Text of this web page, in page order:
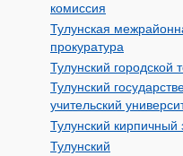
комиссия
Тулунская
прокуратура
Тулунский городской
Тулунский
учительский
Тулунский кирпичный
Тулунский